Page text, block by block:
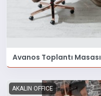
Avanos Toplantı Masası
AKALIN OFFICE